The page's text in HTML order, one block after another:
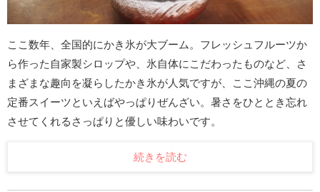
ここ数年、全国的にかき氷が大ブーム。フレッシュフルーツか
ら作った自家製シロップや、氷自体にこだわったものなど、さ
まざまな趣向を凝らしたかき氷が人気ですが、ここ沖縄の夏の
定番スイーツといえばやっぱりぜんざい。暑さをひととき忘れ
させてくれるさっぱりと優しい味わいです。
続きを読む